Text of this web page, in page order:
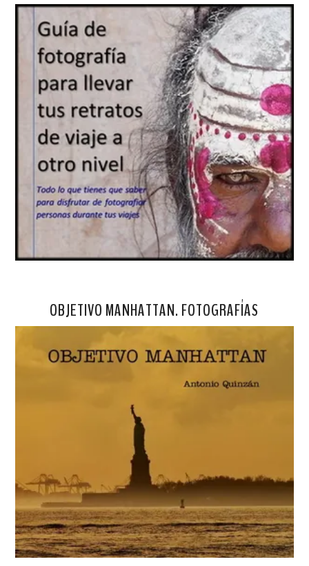
OBJETIVO MANHATTAN. FOTOGRAFÍAS